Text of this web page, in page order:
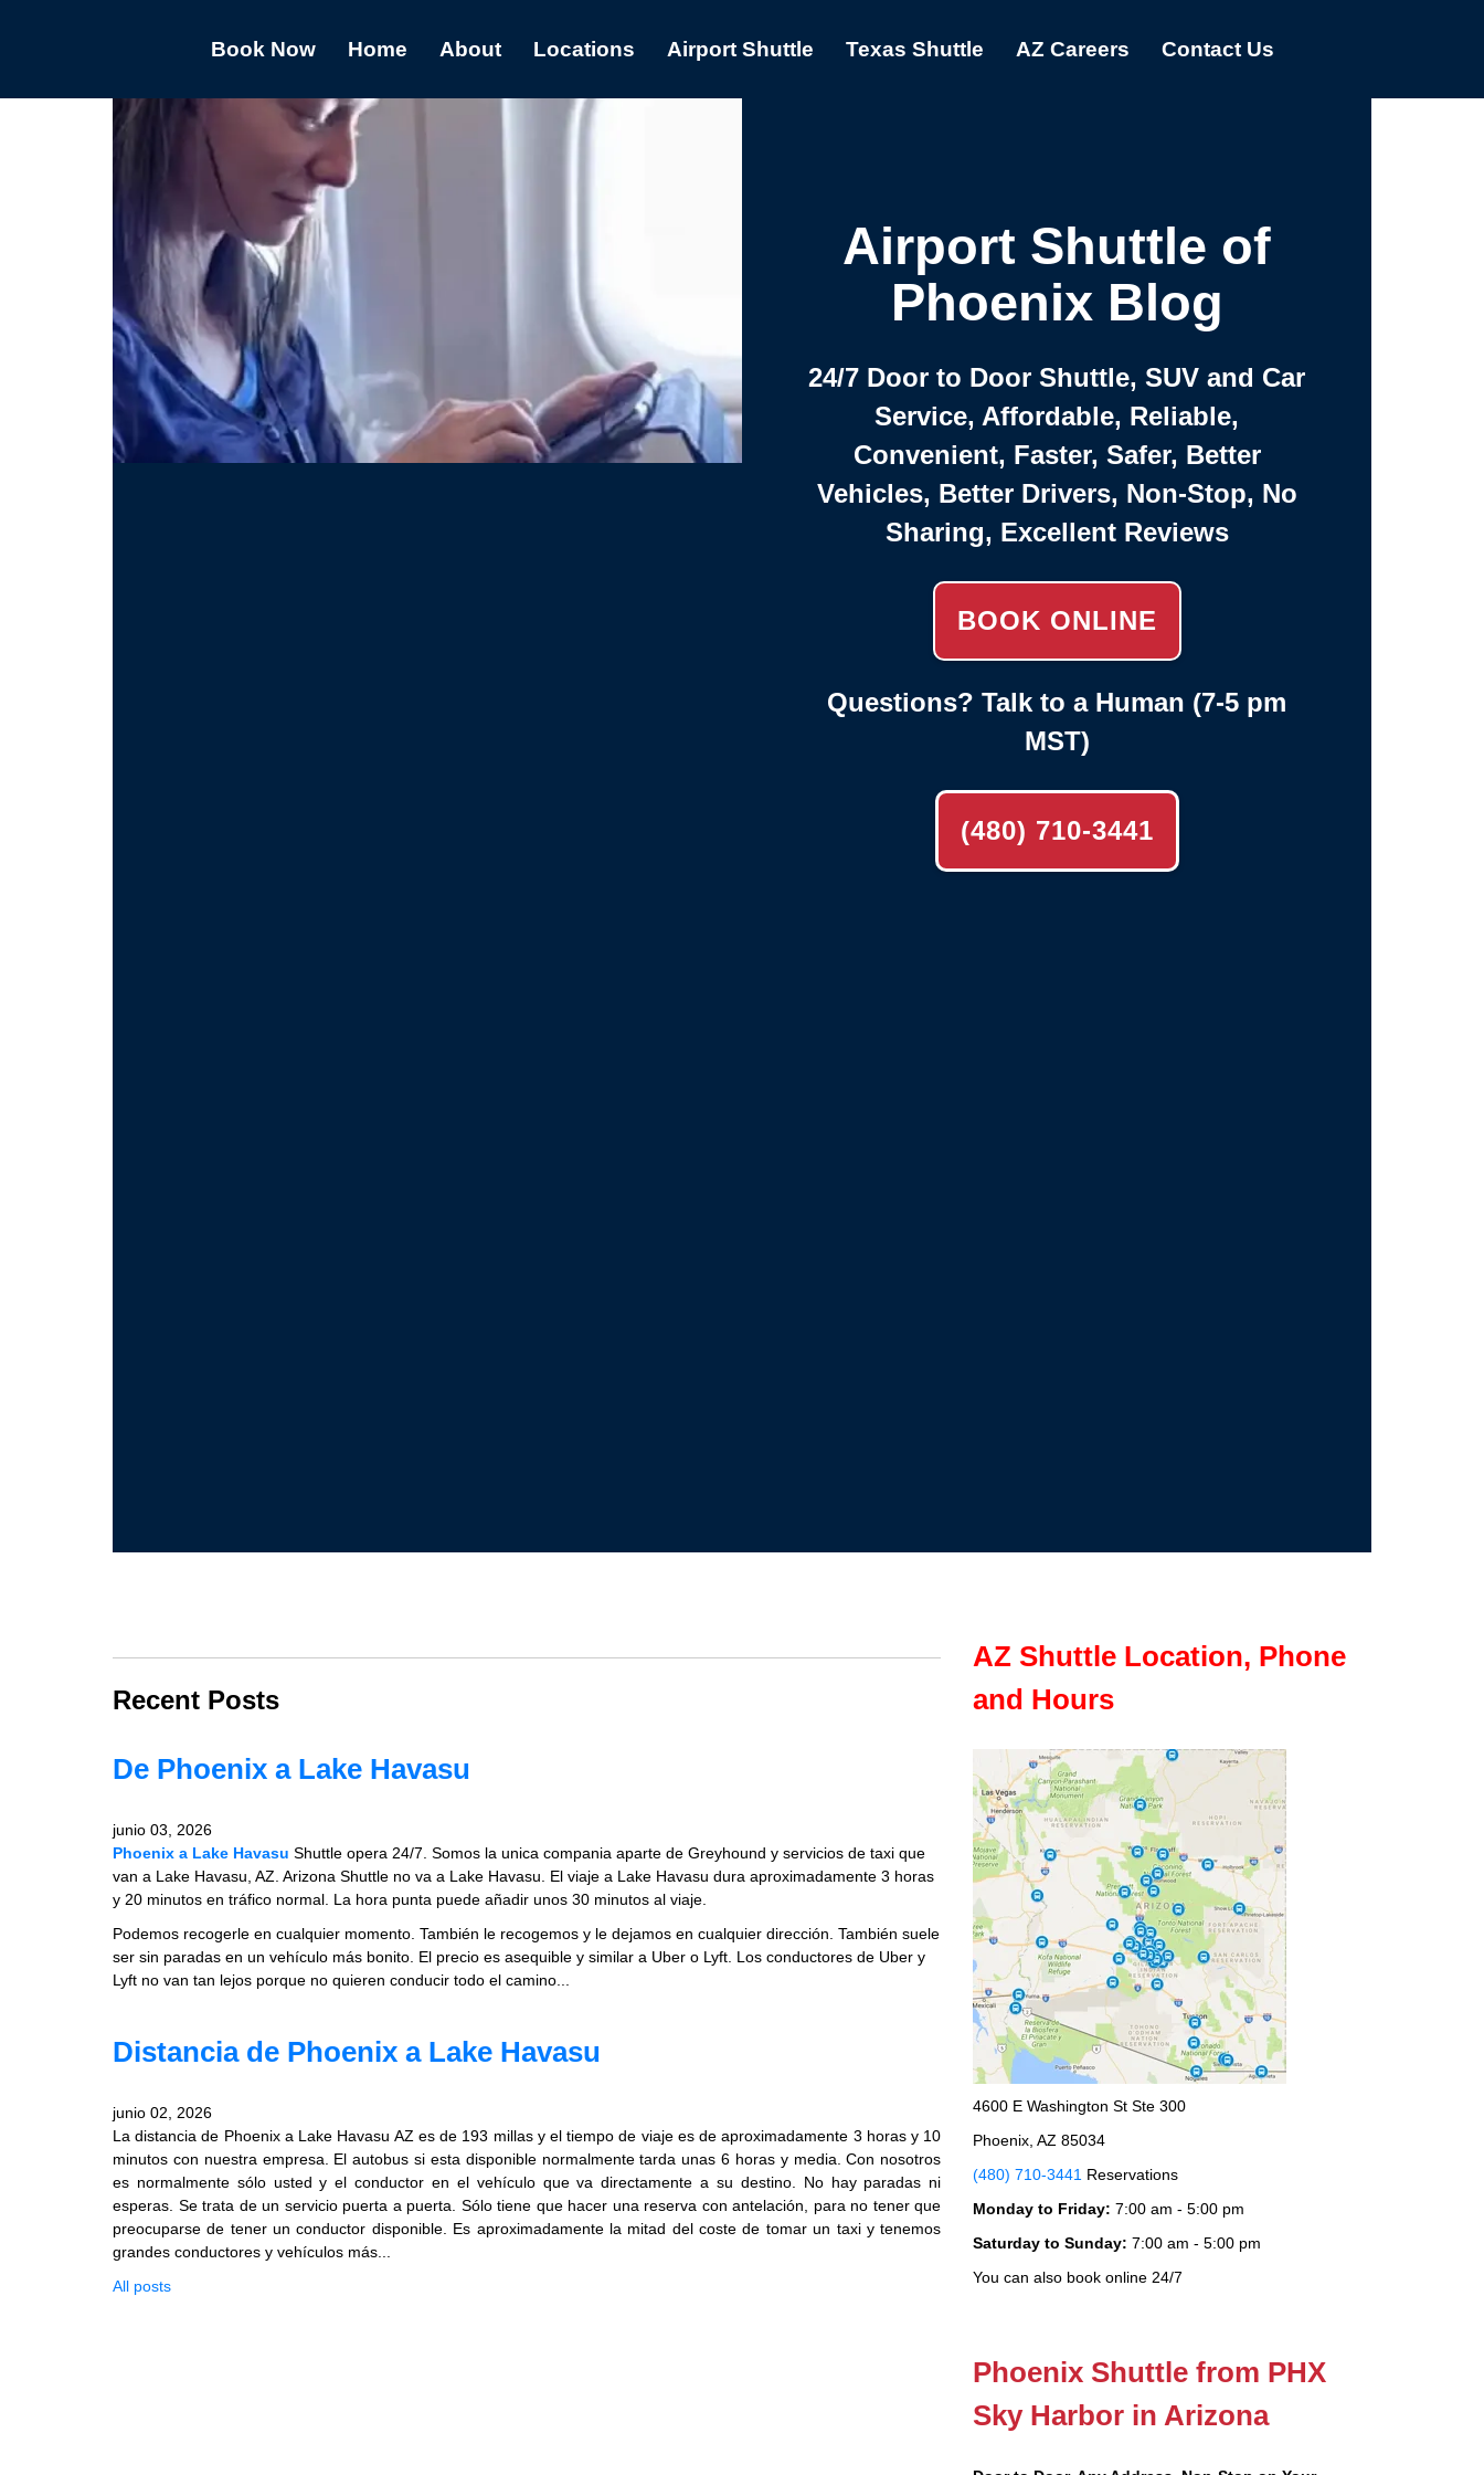
Book Now Home About Locations Airport Shuttle Texas Shuttle AZ Careers Contact Us
Airport Shuttle of
Phoenix Blog
24/7 Door to Door Shuttle, SUV and Car
Service, Affordable, Reliable,
Convenient, Faster, Safer, Better
Vehicles, Better Drivers, Non-Stop, No
Sharing, Excellent Reviews
BOOK ONLINE
Questions? Talk to a Human (7-5 pm
MST)
(480) 710-3441
Recent Posts
De Phoenix a Lake Havasu
junio 03, 2026
Phoenix a Lake Havasu Shuttle opera 24/7. Somos la unica compania aparte de Greyhound y servicios de taxi que
van a Lake Havasu, AZ. Arizona Shuttle no va a Lake Havasu. El viaje a Lake Havasu dura aproximadamente 3 horas
y 20 minutos en tráfico normal. La hora punta puede añadir unos 30 minutos al viaje.
Podemos recogerle en cualquier momento. También le recogemos y le dejamos en cualquier dirección. También suele
ser sin paradas en un vehículo más bonito. El precio es asequible y similar a Uber o Lyft. Los conductores de Uber y
Lyft no van tan lejos porque no quieren conducir todo el camino...
Distancia de Phoenix a Lake Havasu
junio 02, 2026
La distancia de Phoenix a Lake Havasu AZ es de 193 millas y el tiempo de viaje es de aproximadamente 3 horas y 10
minutos con nuestra empresa. El autobus si esta disponible normalmente tarda unas 6 horas y media. Con nosotros
es normalmente sólo usted y el conductor en el vehículo que va directamente a su destino. No hay paradas ni
esperas. Se trata de un servicio puerta a puerta. Sólo tiene que hacer una reserva con antelación, para no tener que
preocuparse de tener un conductor disponible. Es aproximadamente la mitad del coste de tomar un taxi y tenemos
grandes conductores y vehículos más...
All posts
AZ Shuttle Location, Phone
and Hours
4600 E Washington St Ste 300
Phoenix, AZ 85034
(480) 710-3441 Reservations
Monday to Friday: 7:00 am - 5:00 pm
Saturday to Sunday: 7:00 am - 5:00 pm
You can also book online 24/7
Phoenix Shuttle from PHX
Sky Harbor in Arizona